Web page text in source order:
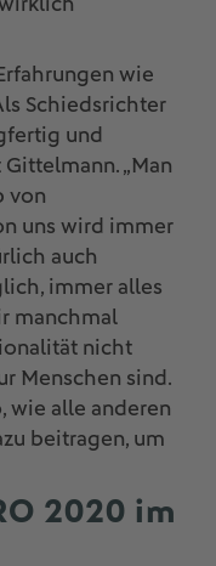
wie
Schiedsrichter
und
„Man
von
uns wird immer
auch
immer alles
manchmal
nicht
Menschen sind.
wie alle anderen
beitragen, um
2020 im